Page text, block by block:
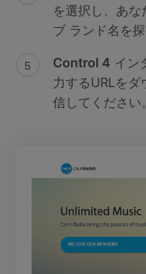
を選択し、あ
ブ ランド名を探
Control 4 イン
力するURLをダ
信してください。